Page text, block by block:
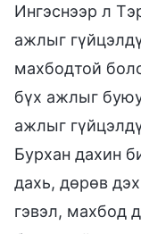
Ингэснээр л
ажлыг
махбодтой
бүх ажлыг
ажлыг
Бурхан дахин
дахь, дөрөв
гэвэл, махбод